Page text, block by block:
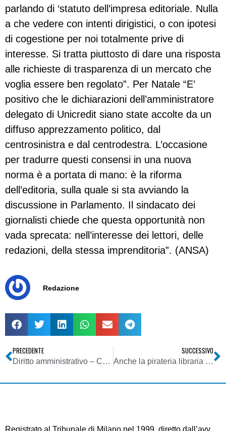
parlando di ‘statuto dell’impresa editoriale. Nulla
a che vedere con intenti dirigistici, o con ipotesi
di cogestione per noi totalmente prive di
interesse. Si tratta piuttosto di dare una risposta
alle richieste di trasparenza di un mercato che
voglia essere ben regolato”. Per Natale “E’
positivo che le dichiarazioni dell’amministratore
delegato di Unicredit siano state accolte da un
diffuso apprezzamento politico, dal
centrosinistra e dal centrodestra. L’occasione
per tradurre questi consensi in una nuova
norma è a portata di mano: è la riforma
dell’editoria, sulla quale si sta avviando la
discussione in Parlamento. Il sindacato dei
giornalisti chiede che questa opportunità non
vada sprecata: nell’interesse dei lettori, delle
redazioni, della stessa imprenditoria”. (ANSA)
Redazione
PRECEDENTE
Diritto amministrativo – Contributi per l’editoria
SUCCESSIVO
Anche la pirateria libraria si adegua al digitale: perquisite 200 copisterie